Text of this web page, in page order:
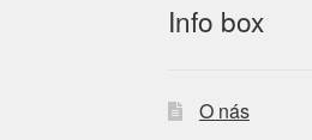
Info box
O nás